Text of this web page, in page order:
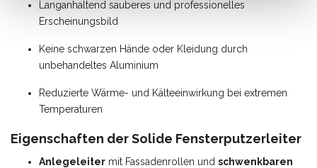
Langanhaltend sauberes und professionelles
Erscheinungsbild
Keine schwarzen Hände oder Kleidung durch
unbehandeltes Aluminium
Reduzierte Wärme- und Kälteeinwirkung bei extremen
Temperaturen
Eigenschaften der Solide Fensterputzerleiter
Anlegeleiter mit Fassadenrollen und schwenkbaren